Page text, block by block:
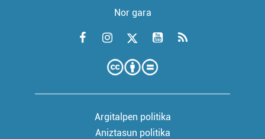
Nor gara
Argitalpen politika
Aniztasun politika